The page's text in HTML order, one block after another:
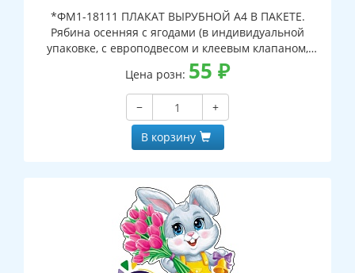
*ФМ1-18111 ПЛАКАТ ВЫРУБНОЙ А4 В ПАКЕТЕ.
Рябина осенняя с ягодами (в индивидуальной
упаковке, с европодвесом и клеевым клапаном,
двухсторонний, ВД-лак)
Цена розн: 55 ₽
−
+
В корзину